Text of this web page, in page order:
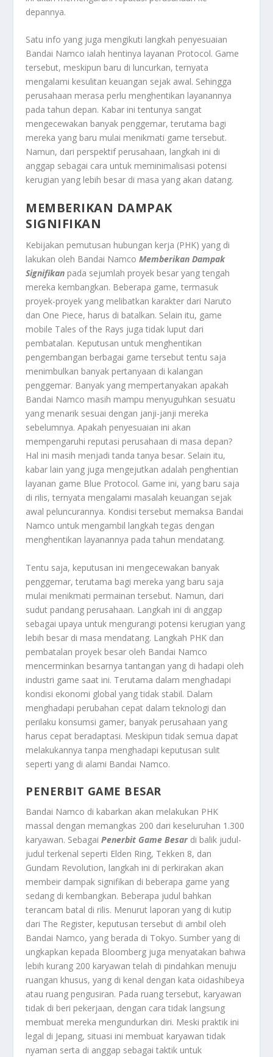
depannya.
Satu info yang juga mengikuti langkah penyesuaian
Bandai Namco ialah hentinya layanan Protocol. Game
tersebut, meskipun baru di luncurkan, ternyata
mengalami kesulitan keuangan sejak awal. Sehingga
perusahaan merasa perlu menghentikan layanannya
pada tahun depan. Kabar ini tentunya sangat
mengecewakan banyak penggemar, terutama bagi
mereka yang baru mulai menikmati game tersebut.
Namun, dari perspektif perusahaan, langkah ini di
anggap sebagai cara untuk meminimalisasi potensi
kerugian yang lebih besar di masa yang akan datang.
MEMBERIKAN DAMPAK
SIGNIFIKAN
Kebijakan pemutusan hubungan kerja (PHK) yang di
lakukan oleh Bandai NamcoMemberikan Dampak
Signifikan pada sejumlah proyek besar yang tengah
mereka kembangkan. Beberapa game, termasuk
proyek-proyek yang melibatkan karakter dari Naruto
dan One Piece, harus di batalkan. Selain itu, game
mobile Tales of the Rays juga tidak luput dari
pembatalan. Keputusan untuk menghentikan
pengembangan berbagai game tersebut tentu saja
menimbulkan banyak pertanyaan di kalangan
penggemar. Banyak yang mempertanyakan apakah
Bandai Namco masih mampu menyuguhkan sesuatu
yang menarik sesuai dengan janji-janji mereka
sebelumnya. Apakah penyesuaian ini akan
mempengaruhi reputasi perusahaan di masa depan?
Hal ini masih menjadi tanda tanya besar. Selain itu,
kabar lain yang juga mengejutkan adalah penghentian
layanan game Blue Protocol. Game ini, yang baru saja
di rilis, ternyata mengalami masalah keuangan sejak
awal peluncurannya. Kondisi tersebut memaksa Bandai
Namco untuk mengambil langkah tegas dengan
menghentikan layanannya pada tahun mendatang.
Tentu saja, keputusan ini mengecewakan banyak
penggemar, terutama bagi mereka yang baru saja
mulai menikmati permainan tersebut. Namun, dari
sudut pandang perusahaan. Langkah ini di anggap
sebagai upaya untuk mengurangi potensi kerugian yang
lebih besar di masa mendatang. Langkah PHK dan
pembatalan proyek besar oleh Bandai Namco
mencerminkan besarnya tantangan yang di hadapi oleh
industri game saat ini. Terutama dalam menghadapi
kondisi ekonomi global yang tidak stabil. Dalam
menghadapi perubahan cepat dalam teknologi dan
perilaku konsumsi gamer, banyak perusahaan yang
harus cepat beradaptasi. Meskipun tidak semua dapat
melakukannya tanpa menghadapi keputusan sulit
seperti yang di alami Bandai Namco.
PENERBIT GAME BESAR
Bandai Namco di kabarkan akan melakukan PHK
massal dengan memangkas 200 dari keseluruhan 1.300
karyawan. SebagaiPenerbit Game Besardi balik judul-
judul terkenal seperti Elden Ring, Tekken 8, dan
Gundam Revolution, langkah ini di perkirakan akan
membeir dampak signifikan di beberapa game yang
sedang di kembangkan. Beberapa judul bahkan
terancam batal di rilis. Menurut laporan yang di kutip
dari The Register, keputusan tersebut di ambil oleh
Bandai Namco, yang berada di Tokyo. Sumber yang di
ungkapkan kepada Bloomberg juga menyatakan bahwa
lebih kurang 200 karyawan telah di pindahkan menuju
ruangan khusus, yang di kenal dengan kata oidashibeya
atau ruang pengusiran. Pada ruang tersebut, karyawan
tidak di beri pekerjaan, dengan cara tidak langsung
membuat mereka mengundurkan diri. Meski praktik ini
legal di Jepang, situasi ini membuat karyawan tidak
nyaman serta di anggap sebagai taktik untuk